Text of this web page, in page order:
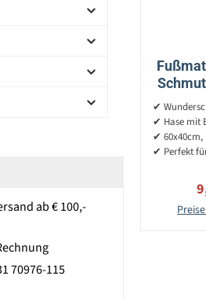
ab € 100,-
70976-115
✔
✔ Hase mit
✔ 60x40cm,
✔ Perfekt